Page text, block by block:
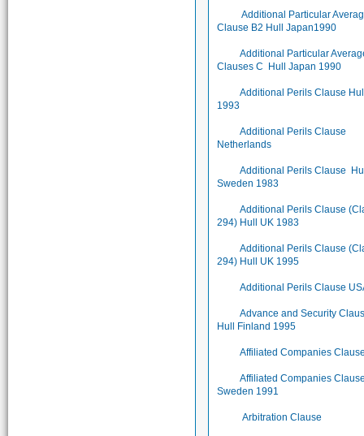
Additional Particular
Clause B2 Hull Japan1990
Additional Particular
Clauses C Hull Japan 1990
Additional Perils Clause
1993
Additional Perils Clause
Netherlands
Additional Perils Clause
Sweden 1983
Additional Perils Clause
294) Hull UK 1983
Additional Perils Clause
294) Hull UK 1995
Additional Perils Clause
Advance and Security
Hull Finland 1995
Affiliated Companies
Affiliated Companies
Sweden 1991
Arbitration Clause